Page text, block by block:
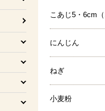
こあじ5・6cm
にんじん
ねぎ
小麦粉